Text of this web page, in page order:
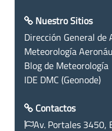
Nuestro Sitios
Dirección General de
Meteorología
Blog de Meteorología
IDE DMC (Geonode)
Contactos
Av. Portales 3450,